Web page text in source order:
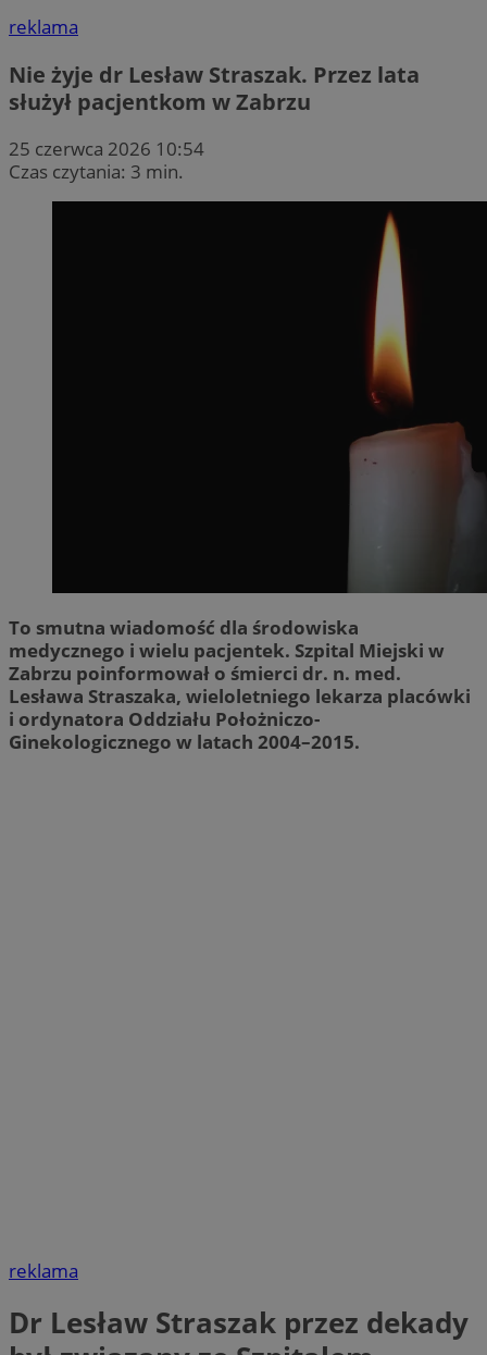
reklama
Nie żyje dr Lesław Straszak. Przez lata
służył pacjentkom w Zabrzu
25 czerwca 2026 10:54
Czas czytania: 3 min.
To smutna wiadomość dla środowiska
medycznego i wielu pacjentek. Szpital Miejski w
Zabrzu poinformował o śmierci dr. n. med.
Lesława Straszaka, wieloletniego lekarza placówki
i ordynatora Oddziału Położniczo-
Ginekologicznego w latach 2004–2015.
reklama
Dr Lesław Straszak przez dekady